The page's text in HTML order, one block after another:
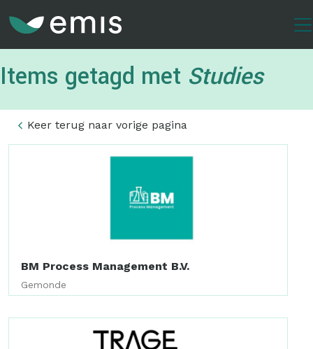
inhoud
Items getagd met Studies
Keer terug naar vorige pagina
BM Process Management B.V.
Gemonde